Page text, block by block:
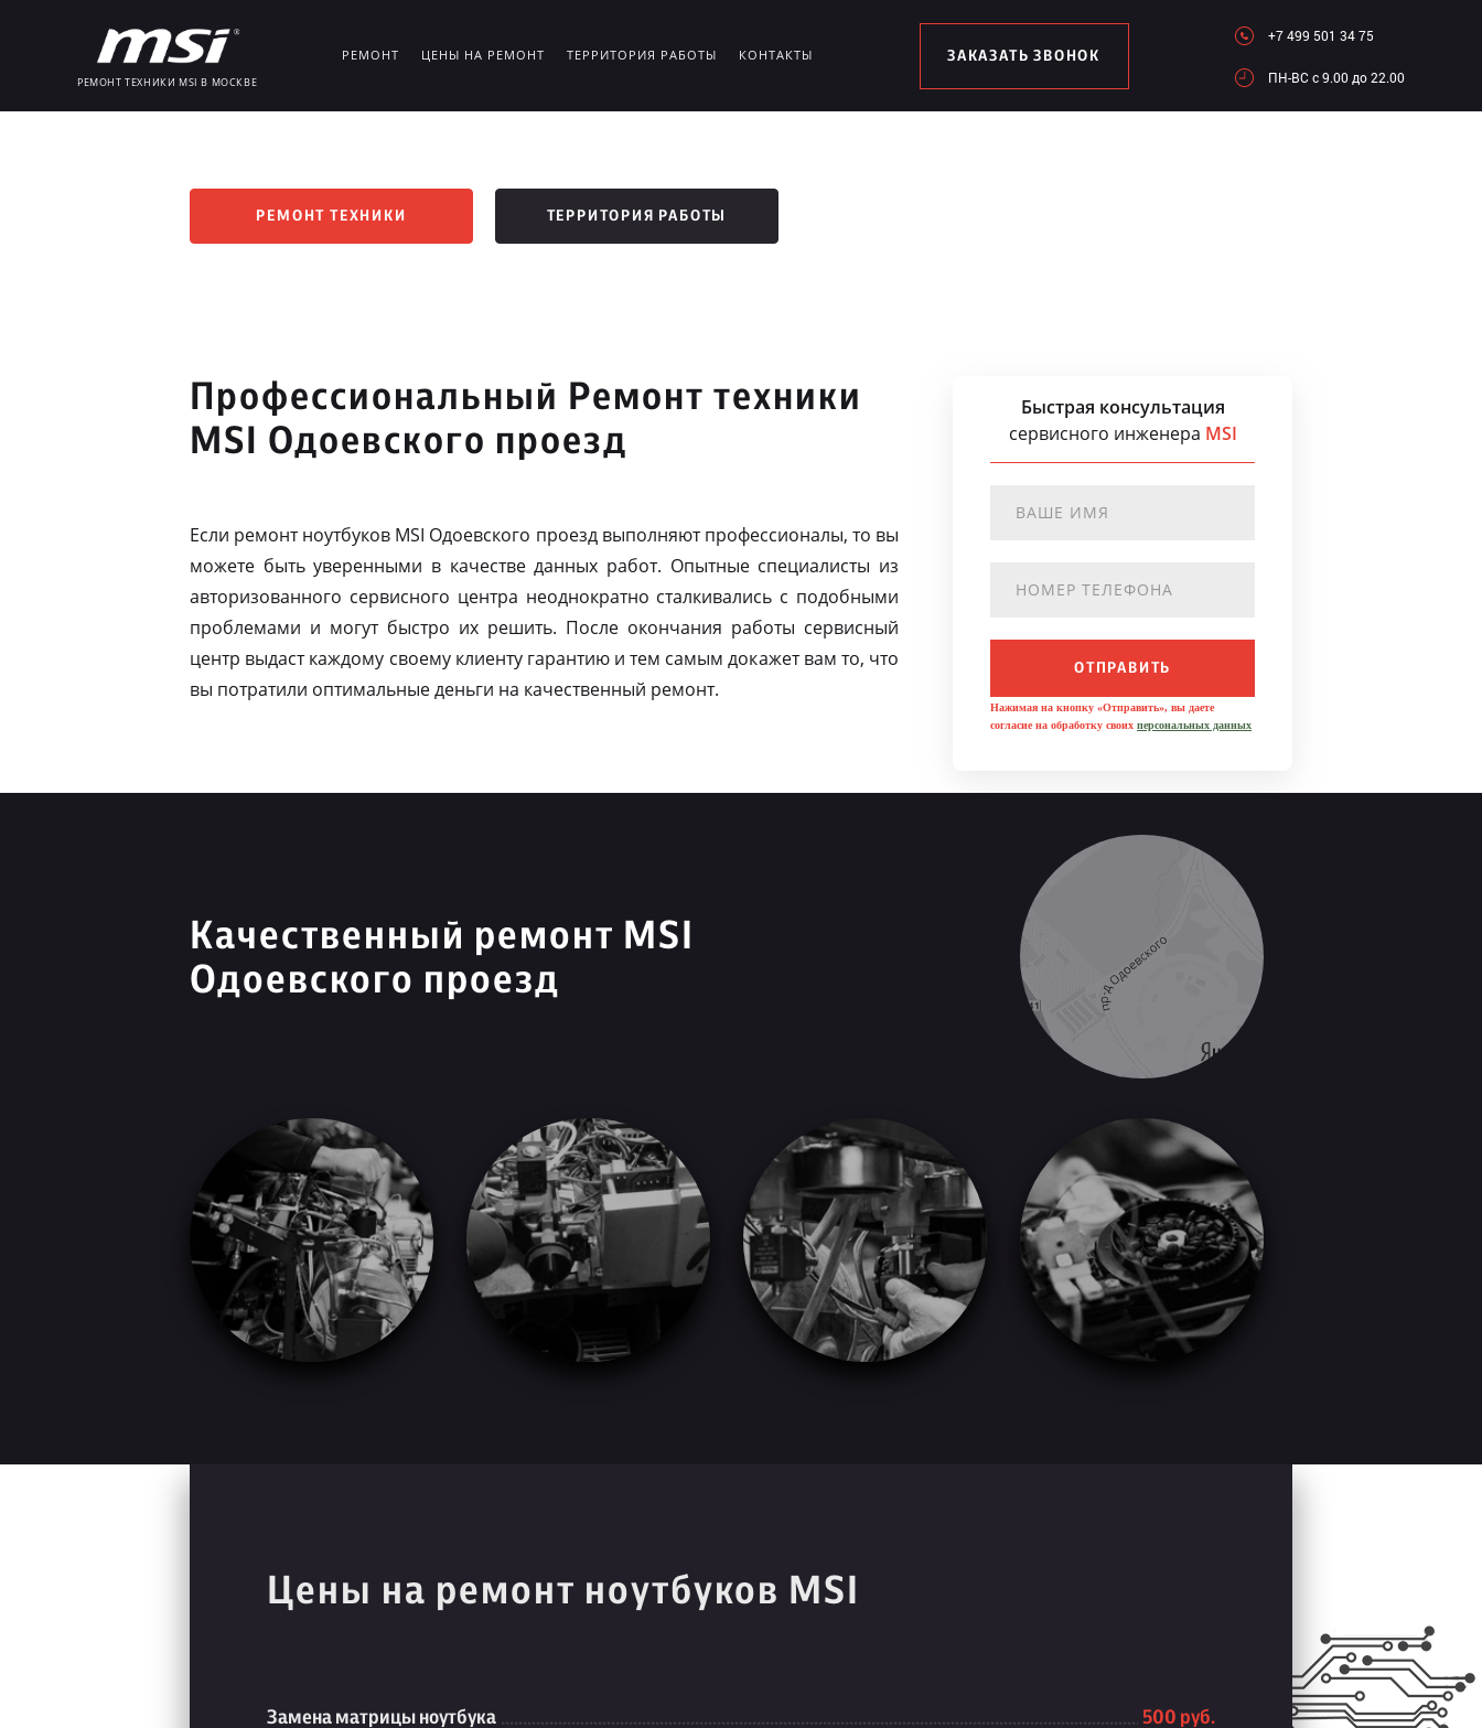
РЕМОНТ ТЕХНИКИ MSI В МОСКВЕ
РЕМОНТ ЦЕНЫ НА РЕМОНТ ТЕРРИТОРИЯ РАБОТЫ КОНТАКТЫ ЗАКАЗАТЬ ЗВОНОК
+7 499 501 34 75
ПН-ВC c 9.00 до 22.00
РЕМОНТ ТЕХНИКИ ТЕРРИТОРИЯ РАБОТЫ
Профессиональный Ремонт техники
MSI Одоевского проезд
Если ремонт ноутбуков MSI Одоевского проезд выполняют профессионалы, то вы
можете быть уверенными в качестве данных работ. Опытные специалисты из
авторизованного сервисного центра неоднократно сталкивались с подобными
проблемами и могут быстро их решить. После окончания работы сервисный
центр выдаст каждому своему клиенту гарантию и тем самым докажет вам то, что
вы потратили оптимальные деньги на качественный ремонт.
Быстрая консультация
сервисного инженера MSI
ОТПРАВИТЬ
Нажимая на кнопку «Отправить», вы даете
согласие на обработку своих персональных данных
Качественный ремонт MSI
Одоевского проезд
Цены на ремонт ноутбуков MSI
Замена матрицы ноутбука 500 руб.